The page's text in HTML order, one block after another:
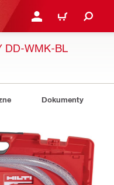
ZALOGUJ SIĘ LUB
KOSZYK
DD-WMK-BL
Dokumenty